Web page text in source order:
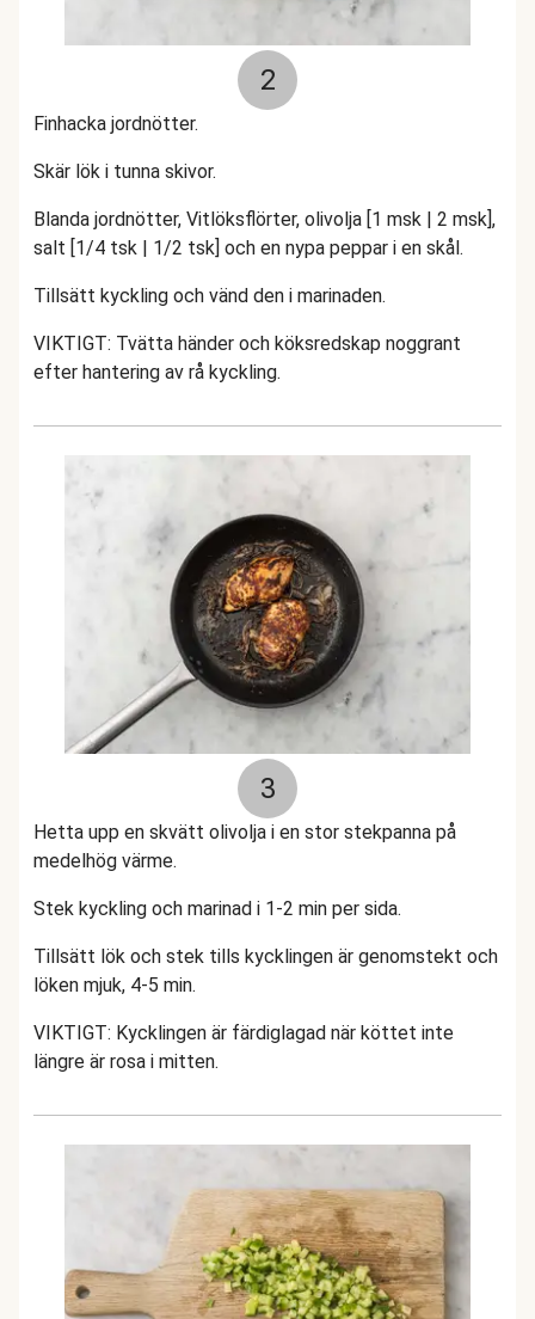
2
Finhacka jordnötter.
Skär lök i tunna skivor.
Blanda jordnötter, Vitlöksflörter, olivolja [1 msk | 2 msk],
salt [1/4 tsk | 1/2 tsk] och en nypa peppar i en skål.
Tillsätt kyckling och vänd den i marinaden.
VIKTIGT: Tvätta händer och köksredskap noggrant
efter hantering av rå kyckling.
3
Hetta upp en skvätt olivolja i en stor stekpanna på
medelhög värme.
Stek kyckling och marinad i 1-2 min per sida.
Tillsätt lök och stek tills kycklingen är genomstekt och
löken mjuk, 4-5 min.
VIKTIGT: Kycklingen är färdiglagad när köttet inte
längre är rosa i mitten.